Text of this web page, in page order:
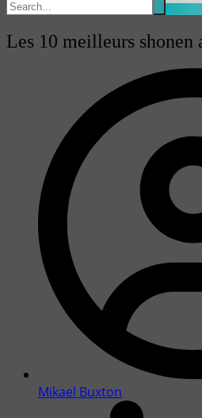
Les 10 meilleurs
Mikael Buxton